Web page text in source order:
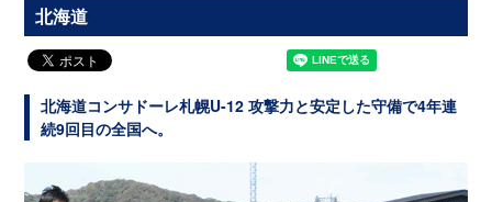
北海道
北海道コンサドーレ札幌U-12 攻撃力と安定した守備で4年連
続9回目の全国へ。